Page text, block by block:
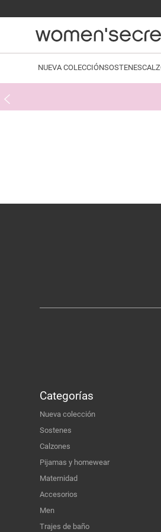
NUEVA COLECCIÓNSOSTENES
Categorías
Nueva colección
Sostenes
Calzones
Pijamas y homewear
Maternidad
Accesorios
Men
Trajes de baño